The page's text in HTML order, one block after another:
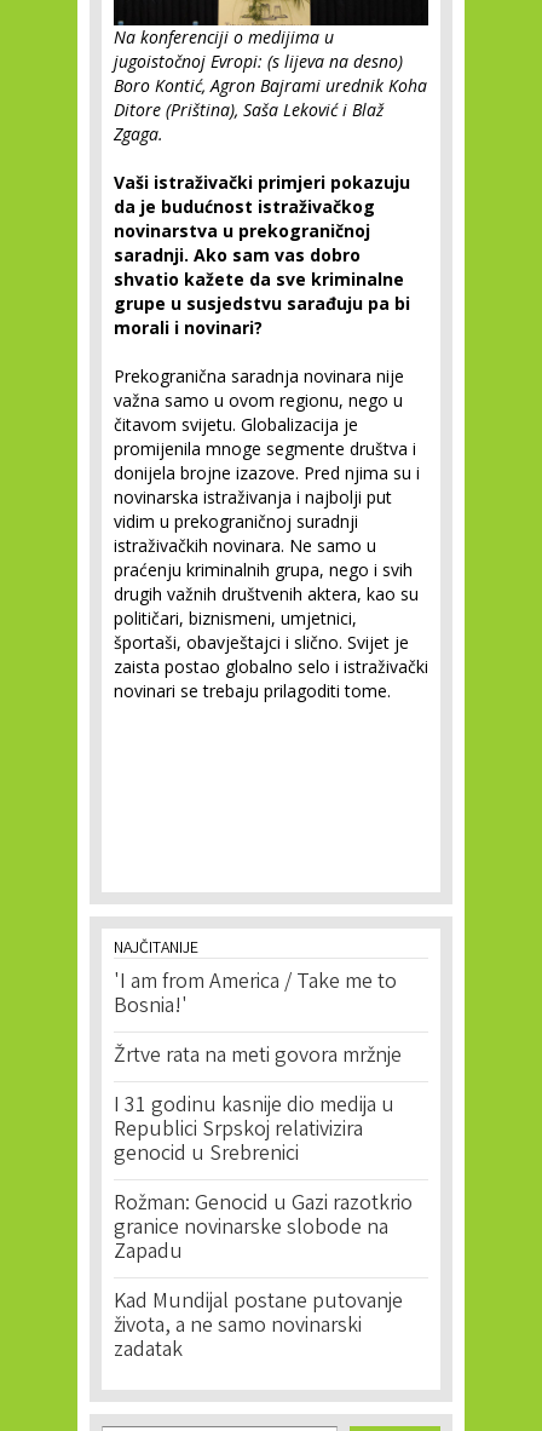
Na konferenciji o medijima u
jugoistočnoj Evropi: (s lijeva na desno)
Boro Kontić, Agron Bajrami urednik Koha
Ditore (Priština), Saša Leković i Blaž
Zgaga.
Vaši istraživački primjeri pokazuju
da je budućnost istraživačkog
novinarstva u prekograničnoj
saradnji. Ako sam vas dobro
shvatio kažete da sve kriminalne
grupe u susjedstvu sarađuju pa bi
morali i novinari?
Prekogranična saradnja novinara nije
važna samo u ovom regionu, nego u
čitavom svijetu. Globalizacija je
promijenila mnoge segmente društva i
donijela brojne izazove. Pred njima su i
novinarska istraživanja i najbolji put
vidim u prekograničnoj suradnji
istraživačkih novinara. Ne samo u
praćenju kriminalnih grupa, nego i svih
drugih važnih društvenih aktera, kao su
političari, biznismeni, umjetnici,
športaši, obavještajci i slično. Svijet je
zaista postao globalno selo i istraživački
novinari se trebaju prilagoditi tome.
NAJČITANIJE
'I am from America / Take me to
Bosnia!'
Žrtve rata na meti govora mržnje
I 31 godinu kasnije dio medija u
Republici Srpskoj relativizira
genocid u Srebrenici
Rožman: Genocid u Gazi razotkrio
granice novinarske slobode na
Zapadu
Kad Mundijal postane putovanje
života, a ne samo novinarski
zadatak